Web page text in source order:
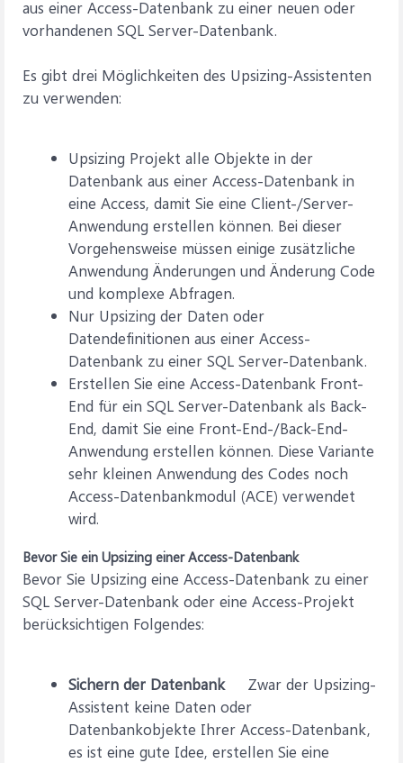
aus einer Access-Datenbank zu einer neuen oder
vorhandenen SQL Server-Datenbank.
Es gibt drei Möglichkeiten des Upsizing-Assistenten
zu verwenden:
Upsizing Projekt alle Objekte in der
Datenbank aus einer Access-Datenbank in
eine Access, damit Sie eine Client-/Server-
Anwendung erstellen können. Bei dieser
Vorgehensweise müssen einige zusätzliche
Anwendung Änderungen und Änderung Code
und komplexe Abfragen.
Nur Upsizing der Daten oder
Datendefinitionen aus einer Access-
Datenbank zu einer SQL Server-Datenbank.
Erstellen Sie eine Access-Datenbank Front-
End für ein SQL Server-Datenbank als Back-
End, damit Sie eine Front-End-/Back-End-
Anwendung erstellen können. Diese Variante
sehr kleinen Anwendung des Codes noch
Access-Datenbankmodul (ACE) verwendet
wird.
Bevor Sie ein Upsizing einer Access-Datenbank
Bevor Sie Upsizing eine Access-Datenbank zu einer
SQL Server-Datenbank oder eine Access-Projekt
berücksichtigen Folgendes:
Sichern der DatenbankZwar der Upsizing-
Assistent keine Daten oder
Datenbankobjekte Ihrer Access-Datenbank,
es ist eine gute Idee, erstellen Sie eine